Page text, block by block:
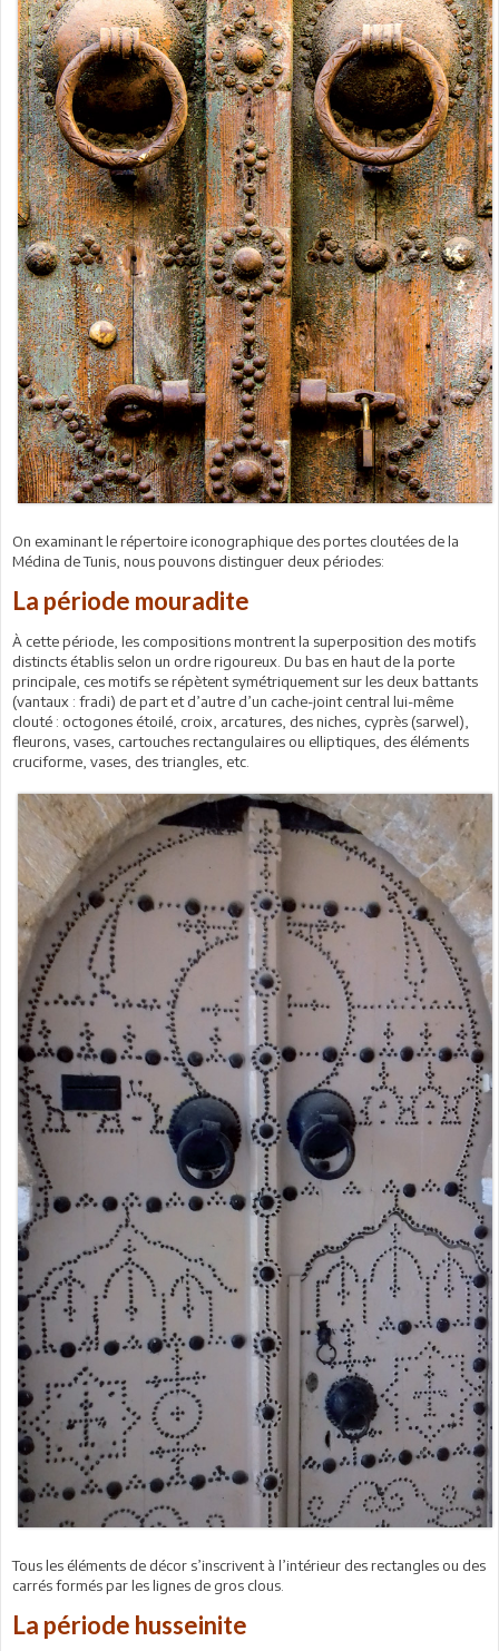
On examinant le répertoire iconographique des portes cloutées de la
Médina de Tunis, nous pouvons distinguer deux périodes:
La période mouradite
À cette période, les compositions montrent la superposition des motifs
distincts établis selon un ordre rigoureux. Du bas en haut de la porte
principale, ces motifs se répètent symétriquement sur les deux battants
(vantaux : fradi) de part et d’autre d’un cache-joint central lui-même
clouté : octogones étoilé, croix, arcatures, des niches, cyprès (sarwel),
fleurons, vases, cartouches rectangulaires ou elliptiques, des éléments
cruciforme, vases, des triangles, etc.
Tous les éléments de décor s’inscrivent à l’intérieur des rectangles ou des
carrés formés par les lignes de gros clous.
La période husseinite